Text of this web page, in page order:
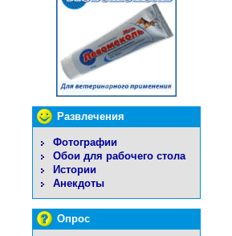
Развлечения
Фотографии
Обои для рабочего стола
Истории
Анекдоты
Опрос